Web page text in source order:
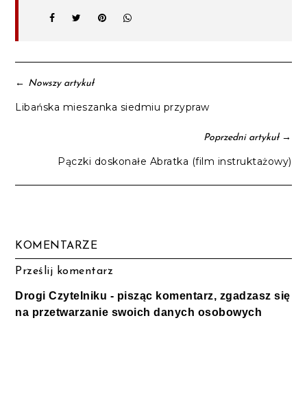
← Nowszy artykuł
Libańska mieszanka siedmiu przypraw
Poprzedni artykuł→
Pączki doskonałe Abratka (film instruktażowy)
KOMENTARZE
Prześlij komentarz
Drogi Czytelniku - pisząc komentarz, zgadzasz się
na przetwarzanie swoich danych osobowych